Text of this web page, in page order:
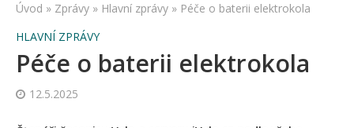
Úvod » Zprávy » Hlavní zprávy » Péče o baterii elektrokola
HLAVNÍ ZPRÁVY
Péče o baterii elektrokola
12.5.2025